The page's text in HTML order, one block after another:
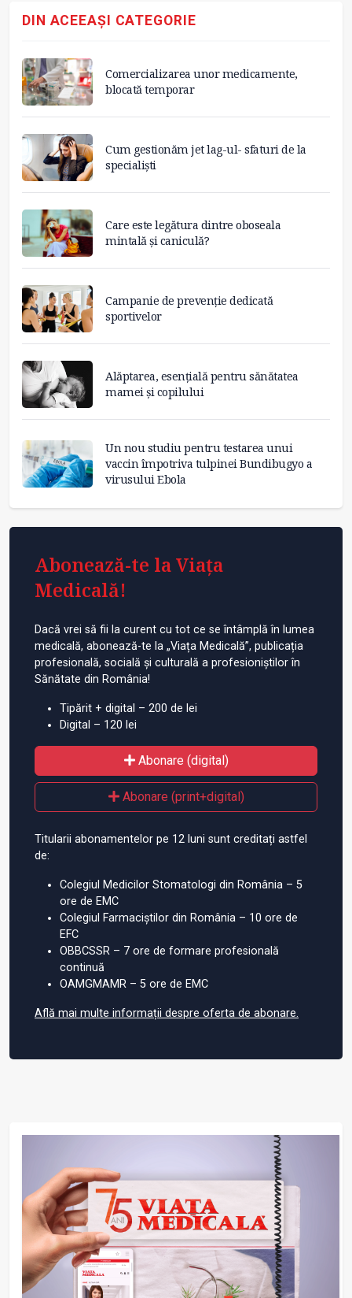
DIN ACEEAȘI CATEGORIE
Comercializarea unor medicamente,
blocată temporar
Cum gestionăm jet lag-ul- sfaturi de la
specialiști
Care este legătura dintre oboseala
mintală și caniculă?
Campanie de prevenție dedicată
sportivelor
Alăptarea, esențială pentru sănătatea
mamei și copilului
Un nou studiu pentru testarea unui
vaccin împotriva tulpinei Bundibugyo a
virusului Ebola
Abonează-te la Viața
Medicală!
Dacă vrei să fii la curent cu tot ce se întâmplă în lumea
medicală, abonează-te la „Viața Medicală”, publicația
profesională, socială și culturală a profesioniștilor în
Sănătate din România!
Tipărit + digital – 200 de lei
Digital – 120 lei
Abonare (digital)
Abonare (print+digital)
Titularii abonamentelor pe 12 luni sunt creditați astfel
de:
Colegiul Medicilor Stomatologi din România – 5
ore de EMC
Colegiul Farmaciștilor din România – 10 ore de
EFC
OBBCSSR – 7 ore de formare profesională
continuă
OAMGMAMR – 5 ore de EMC
Află mai multe informații despre oferta de abonare.